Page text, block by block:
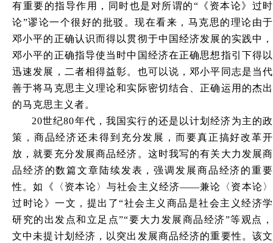
有重要的指导作用，同时也是对所谓的“《资本论》过时
论”谬论一个很好的批驳。现在看来，马克思的理论由于
邓小平的正确认识而得以贯彻于中国经济发展的实践中，
邓小平的正确指导使当时中国经济在正确思想指引下得以
迅速发展，二者相得益彰。也可以说，邓小平同志是当代
善于将马克思主义理论和实际密切结合、正确运用的杰出
的马克思主义者。
20世纪80年代，我国实行的还是以计划经济为主的政
策，商品经济还未得到充分发展，而要真正搞好改革开
放，就要充分发展商品经济。这时我写的有关大力发展商
品经济的数篇文章陆续发表，强调发展商品经济的重要
性。如《〈资本论〉与社会主义经济——兼论〈资本论〉
过时论》一文，提出了“社会主义商品是社会主义经济学
研究的出发点和立足点”“要大力发展商品经济”等观点，
文中未提计划经济，以突出发展商品经济的重要性。该文